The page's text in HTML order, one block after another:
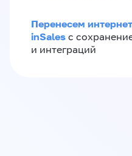
Перенесем
inSales с
и интеграций